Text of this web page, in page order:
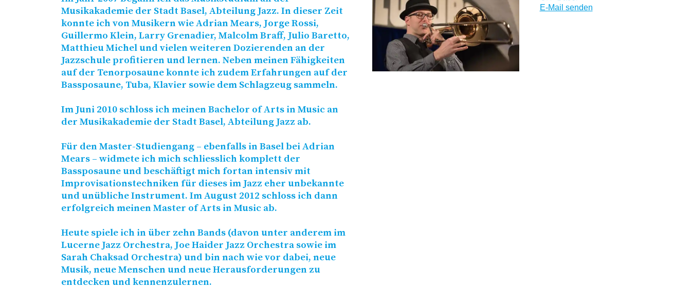
Musikakademie der Stadt Basel, Abteilung Jazz. In dieser Zeit
konnte ich von Musikern wie Adrian Mears, Jorge Rossi,
Guillermo Klein, Larry Grenadier, Malcolm Braff, Julio Baretto,
Matthieu Michel und vielen weiteren Dozierenden an der
Jazzschule profitieren und lernen. Neben meinen Fähigkeiten
auf der Tenorposaune konnte ich zudem Erfahrungen auf der
Bassposaune, Tuba, Klavier sowie dem Schlagzeug sammeln.
Im Juni 2010 schloss ich meinen Bachelor of Arts in Music an
der Musikakademie der Stadt Basel, Abteilung Jazz ab.
Für den Master-Studiengang – ebenfalls in Basel bei Adrian
Mears – widmete ich mich schliesslich komplett der
Bassposaune und beschäftigt mich fortan intensiv mit
Improvisationstechniken für dieses im Jazz eher unbekannte
und unübliche Instrument. Im August 2012 schloss ich dann
erfolgreich meinen Master of Arts in Music ab.
Heute spiele ich in über zehn Bands (davon unter anderem im
Lucerne Jazz Orchestra, Joe Haider Jazz Orchestra sowie im
Sarah Chaksad Orchestra) und bin nach wie vor dabei, neue
Musik, neue Menschen und neue Herausforderungen zu
entdecken und kennenzulernen.
E-Mail senden